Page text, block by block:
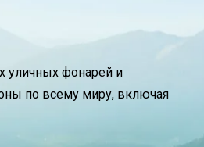
уличных фонарей и
по всему миру, включая